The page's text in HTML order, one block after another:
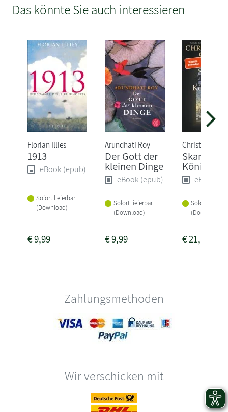
Das könnte Sie auch interessieren
Florian Illies
1913
eBook (epub)
Sofort lieferbar
(Download)
€9,99
Arundhati Roy
Der Gott der
kleinen Dinge
eBook (epub)
Sofort lieferbar
(Download)
€9,99
Christopher
Skandal in
eBook
Sofort
(Download)
€21,99
Zahlungsmethoden
Wir verschicken mit